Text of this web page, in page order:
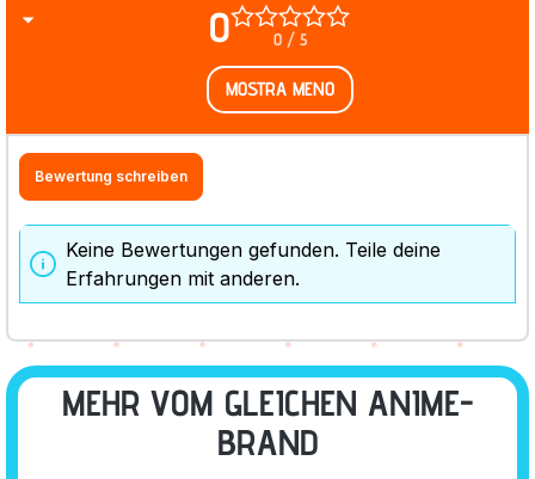
0 0 / 5
MOSTRA MENO
Bewertung schreiben
Keine Bewertungen gefunden. Teile deine
Erfahrungen mit anderen.
MEHR VOM GLEICHEN ANIME-
BRAND